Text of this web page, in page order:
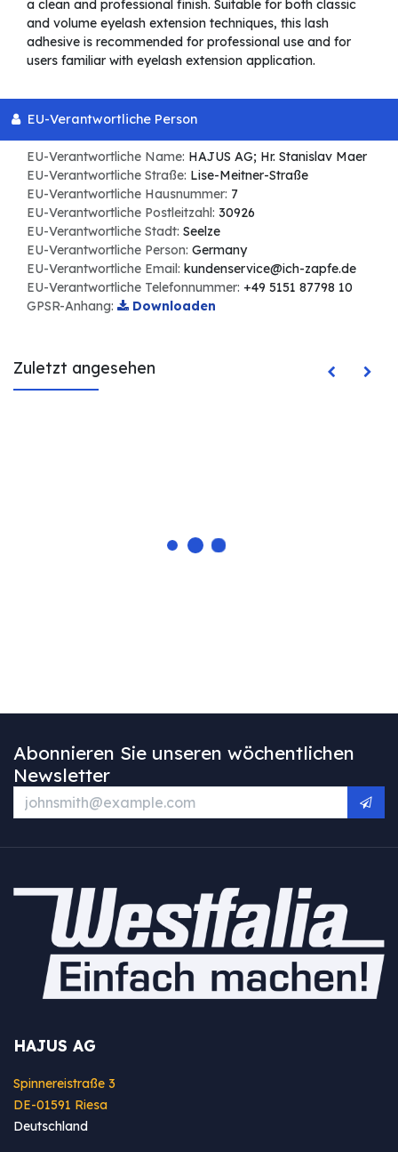
a clean and professional finish. Suitable for both classic
and volume eyelash extension techniques, this lash
adhesive is recommended for professional use and for
users familiar with eyelash extension application.
EU-Verantwortliche Person
EU-Verantwortliche Name: HAJUS AG; Hr. Stanislav Maer
EU-Verantwortliche Straße: Lise-Meitner-Straße
EU-Verantwortliche Hausnummer: 7
EU-Verantwortliche Postleitzahl: 30926
EU-Verantwortliche Stadt: Seelze
EU-Verantwortliche Person: Germany
EU-Verantwortliche Email: kundenservice@ich-zapfe.de
EU-Verantwortliche Telefonnummer: +49 5151 87798 10
GPSR-Anhang:
Downloaden
Zuletzt angesehen
Abonnieren Sie unseren wöchentlichen
Newsletter
HAJUS AG
Spinnereistraße 3
DE-01591 Riesa
Deutschland